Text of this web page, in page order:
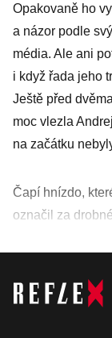
Opakovaně ho
a názor podle
média. Ale ani
i když řada jeho
Ještě před
moc vlezla
na začátku
Čapí hnízdo,
označil za